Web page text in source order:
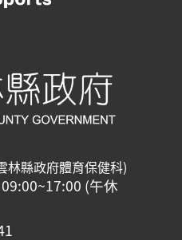
林縣政府體育保健科)
(午休